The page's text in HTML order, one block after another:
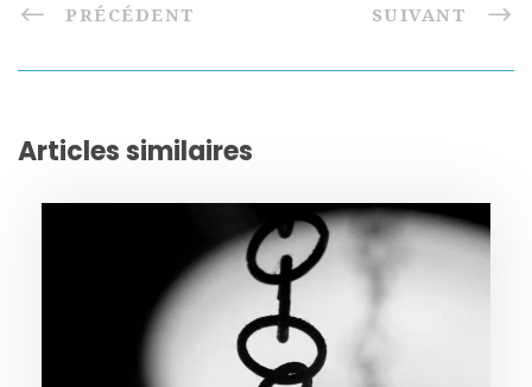
PRÉCÉDENT SUIVANT
Articles similaires